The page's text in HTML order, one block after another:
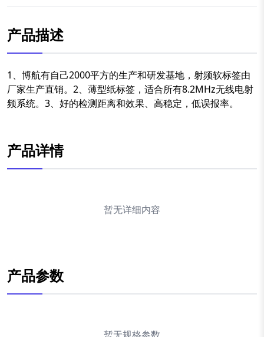
产品描述
1、博航有自己2000平方的生产和研发基地，射频软标签由
厂家生产直销。2、薄型纸标签，适合所有8.2MHz无线电射
频系统。3、好的检测距离和效果、高稳定，低误报率。
产品详情
暂无详细内容
产品参数